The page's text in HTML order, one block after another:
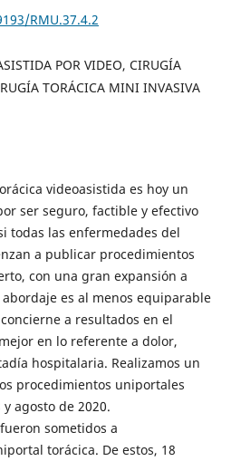
RMU.37.4.2
POR VIDEO, CIRUGÍA
TORÁCICA MINI INVASIVA
videoasistida es hoy un
ser seguro, factible y efectivo
todas las enfermedades del
a publicar procedimientos
con una gran expansión a
es al menos equiparable
a resultados en el
en lo referente a dolor,
hospitalaria. Realizamos un
procedimientos uniportales
agosto de 2020.
sometidos a
torácica. De estos, 18